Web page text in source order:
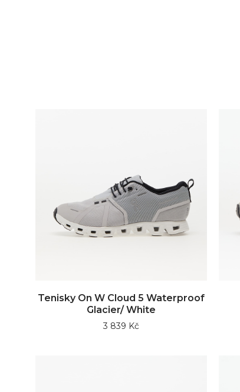
Tenisky On W Cloud 5 Waterproof
Glacier/ White
3 839 Kč